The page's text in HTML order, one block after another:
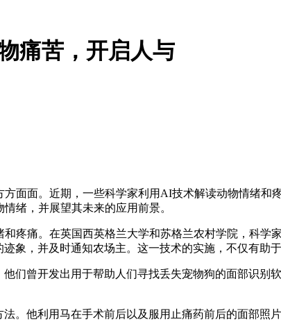
痛苦，开启人与
面。近期，一些科学家利用AI技术解读动物情绪
绪，并展望其未来的应用前景。
痛。在英国西英格兰大学和苏格兰农村学院，科学
象，并及时通知农场主。这一技术的实施，不仅有助
曾开发出用于帮助人们寻找丢失宠物狗的面部识别
他利用马在手术前后以及服用止痛药前后的面部照